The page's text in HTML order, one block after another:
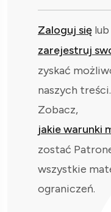
Zaloguj się lub
zarejestruj
zyskać
naszych treści.
Zobacz,
jakie warunki
zostać
wszystkie
ograniczeń.